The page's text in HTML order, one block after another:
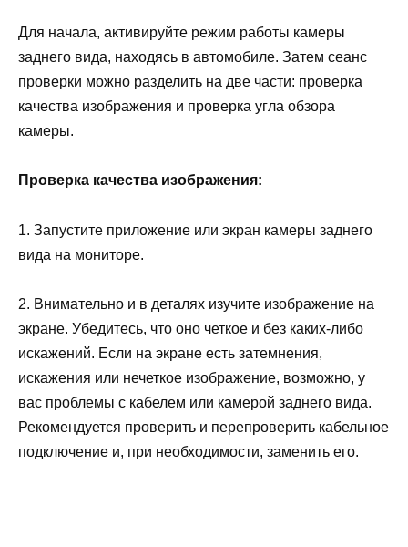
Для начала, активируйте режим работы камеры
заднего вида, находясь в автомобиле. Затем сеанс
проверки можно разделить на две части: проверка
качества изображения и проверка угла обзора
камеры.
Проверка качества изображения:
1. Запустите приложение или экран камеры заднего
вида на мониторе.
2. Внимательно и в деталях изучите изображение на
экране. Убедитесь, что оно четкое и без каких-либо
искажений. Если на экране есть затемнения,
искажения или нечеткое изображение, возможно, у
вас проблемы с кабелем или камерой заднего вида.
Рекомендуется проверить и перепроверить кабельное
подключение и, при необходимости, заменить его.